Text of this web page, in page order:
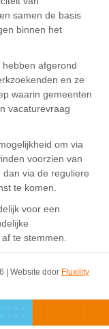
samen de basis
binnen het
afgerond
en ze
waarin gemeenten
vacaturevraag
om via
voorzien van
via de reguliere
te komen.
voor een
te stemmen.
| Website door Fluxility